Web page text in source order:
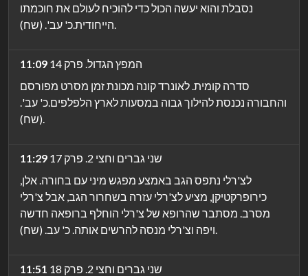
נסבלת והוא יעשה הכול כדי להוכיח לעולם את חוכמתו
הייחודית.כ' עב'. (שח).
11:09
המפץ הגדול. פרק 14
סדרה קומית. לאונרד קונה מכונת זמן מסרט מפורסם
והחבורה נכנסת להילוך גבוה במסעות לארץ הלפלפים.כ' עב'.
(שח).
11:29
שני גברים וחצי 2. פרק 17
לצ'רלי נתפס הגב באמצע מפגש מיני עם בחורה. אלן,
כירופרקטיקן, מציע לצ'רלי עזרה בשחרור הגב, אבל צ'רלי
מסרב. מסתבר שהרופא של צ'רלי הוחלף ברופאה חדשה
ויפה וצ'רלי מנסה להרשים אותה. כ' עב. (שח).
11:51
שני גברים וחצי 2. פרק 18